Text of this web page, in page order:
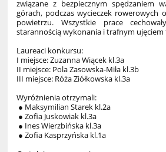
związane z bezpiecznym spędzaniem
górach, podczas wycieczek rowerowych
powietrzu. Wszystkie prace
starannością wykonania i trafnym
Laureaci konkursu:
I miejsce: Zuzanna Wiącek kl.3a
II miejsce: Pola Zasowska-Miła kl.3b
III miejsce: Róża Ziółkowska kl.3a
Wyróżnienia otrzymali:
● Maksymilian Starek kl.2a
● Zofia Juskowiak kl.3a
● Ines Wierzbińska kl.3a
● Zofia Kasprzyńska kl.1a